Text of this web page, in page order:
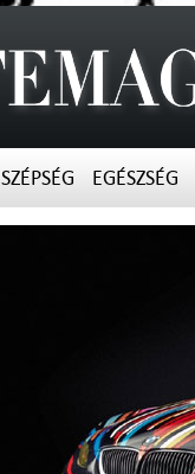
SZÉPSÉG EGÉSZSÉG